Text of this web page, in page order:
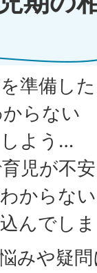
準備し
らない
よう…
児が不安
からない
んでし
みや疑